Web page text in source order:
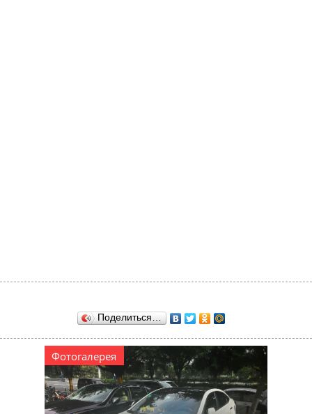
Поделиться…
Фотогалерея